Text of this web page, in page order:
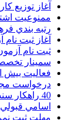
آغاز توزيع
ممنوعيت
رتبه بندي
آغاز ثبت
ثبت نام
سمينار
فعاليت بيش از 70 هزار عضو هيات علمي در دانشگاه
درخواست مجوز براي 150 رشته
40 راهکار سند تحول بنيادين آموزش و پرورش
اسامي
مهلت ثبت